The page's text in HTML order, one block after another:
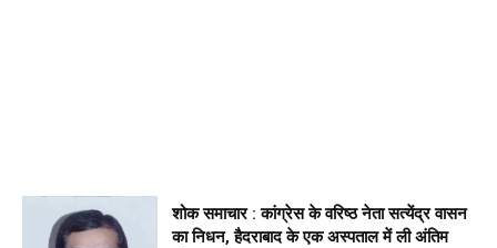
शोक समाचार : कांग्रेस के वरिष्ठ नेता सत्येंद्र वासन
का निधन, हैदराबाद के एक अस्पताल में ली अंतिम